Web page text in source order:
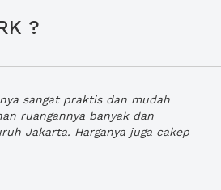
?
sangat praktis dan mudah
ruangannya banyak dan
Jakarta. Harganya juga cakep